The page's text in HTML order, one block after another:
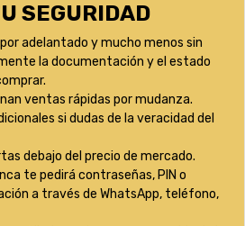
SEGURIDAD
adelantado y mucho menos sin
la documentación y el estado
ventas rápidas por mudanza.
si dudas de la veracidad del
debajo del precio de mercado.
te pedirá contraseñas, PIN o
a través de WhatsApp, teléfono,